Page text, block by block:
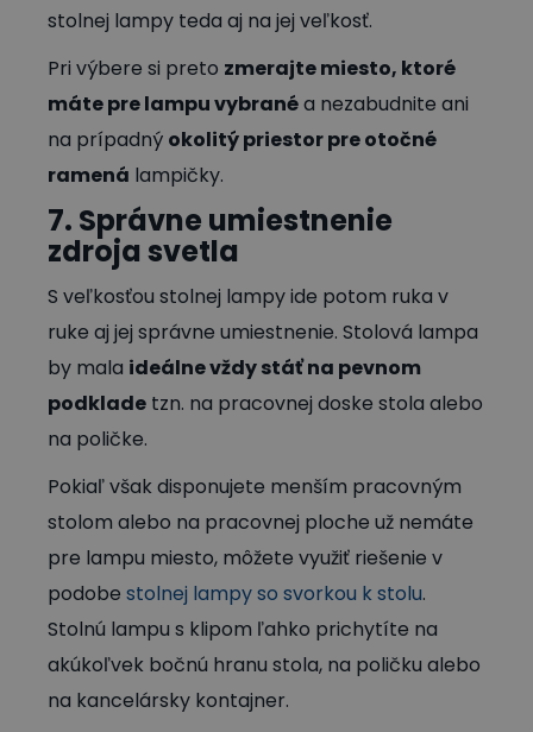
stolnej lampy teda aj na jej veľkosť.
Pri výbere si preto zmerajte miesto, ktoré
máte pre lampu vybranéa nezabudnite ani
na prípadný okolitý priestor pre otočné
ramená lampičky.
7. Správne umiestnenie
zdroja svetla
S veľkosťou stolnej lampy ide potom ruka v
ruke aj jej správne umiestnenie. Stolová lampa
by mala ideálne vždy stáť na pevnom
podklade tzn. na pracovnej doske stola alebo
na poličke.
Pokiaľ však disponujete menším pracovným
stolom alebo na pracovnej ploche už nemáte
pre lampu miesto, môžete využiť riešenie v
podobe stolnej lampy so svorkou k stolu.
Stolnú lampu s klipom ľahko prichytíte na
akúkoľvek bočnú hranu stola, na poličku alebo
na kancelársky kontajner.